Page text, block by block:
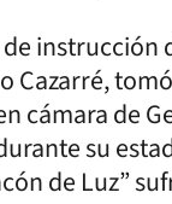
instrucción
Cazarré,
cámara de
su
de Luz”